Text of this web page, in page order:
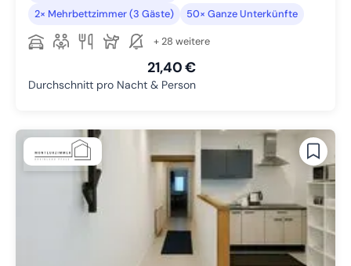
2× Mehrbettzimmer (3 Gäste)
50× Ganze Unterkünfte
+ 28 weitere
21,40 €
Durchschnitt pro Nacht & Person